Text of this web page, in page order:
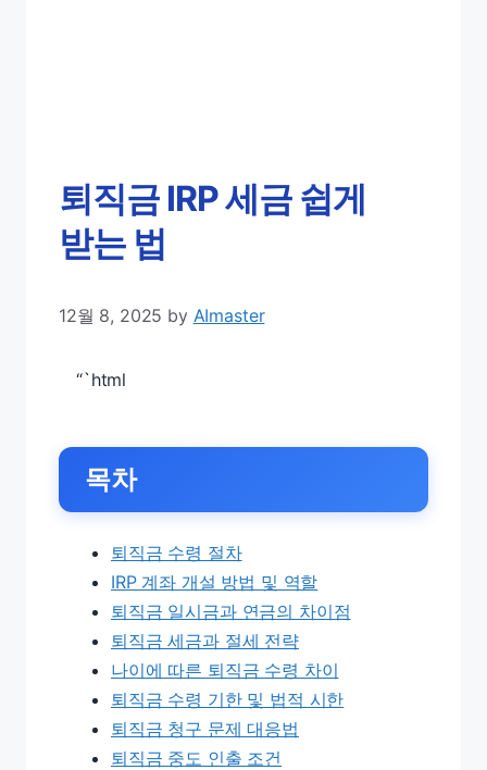
퇴직금 IRP 세금 쉽게
받는 법
12월 8, 2025 by AImaster
“`html
목차
퇴직금 수령 절차
IRP 계좌 개설 방법 및 역할
퇴직금 일시금과 연금의 차이점
퇴직금 세금과 절세 전략
나이에 따른 퇴직금 수령 차이
퇴직금 수령 기한 및 법적 시한
퇴직금 청구 문제 대응법
퇴직금 중도 인출 조건